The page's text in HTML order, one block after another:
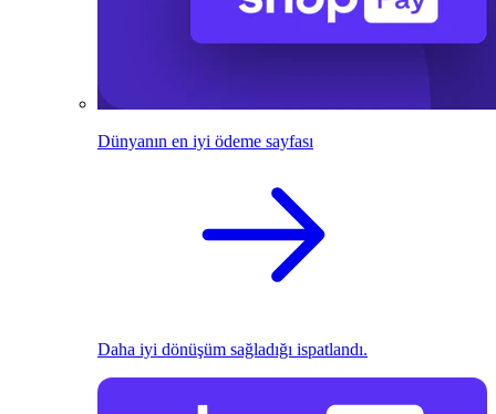
Dünyanın en iyi ödeme sayfası
Daha iyi dönüşüm sağladığı ispatlandı.